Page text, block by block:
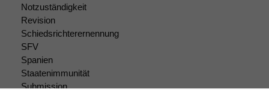
Notzuständigkeit
Revision
Schiedsrichterernennung
SFV
Spanien
Staatenimmunität
Submission